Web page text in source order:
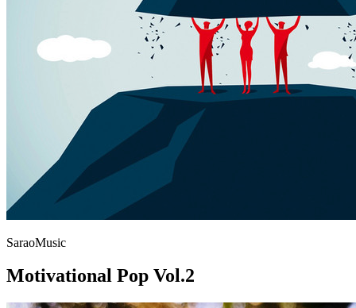
SaraoMusic
Motivational Pop Vol.2